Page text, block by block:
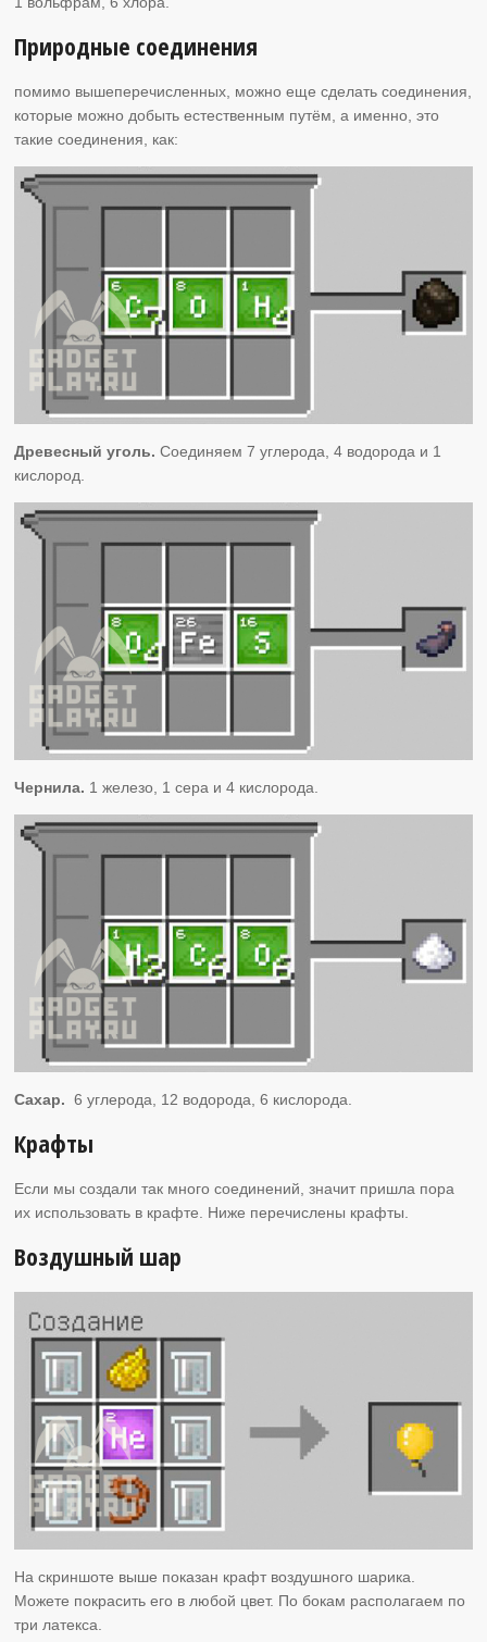
Природные соединения
помимо вышеперечисленных, можно еще сделать соединения,
которые можно добыть естественным путём, а именно, это
такие соединения, как:
Древесный уголь. Соединяем 7 углерода, 4 водорода и 1
кислород.
Чернила. 1 железо, 1 сера и 4 кислорода.
Сахар.6 углерода, 12 водорода, 6 кислорода.
Крафты
Если мы создали так много соединений, значит пришла пора
их использовать в крафте. Ниже перечислены крафты.
Воздушный шар
На скриншоте выше показан крафт воздушного шарика.
Можете покрасить его в любой цвет. По бокам располагаем по
три латекса.